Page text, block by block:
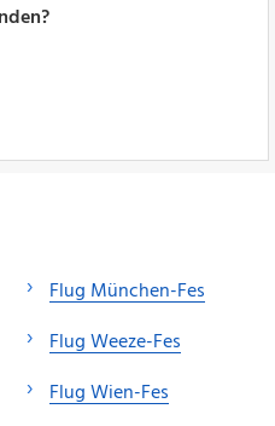
Flug München-Fes
Flug Weeze-Fes
Flug Wien-Fes